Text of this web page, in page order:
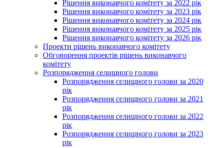
Рішення виконавчого комітету за 2022 рік
Рішення виконавчого комітету за 2023 рік
Рішення виконавчого комітету за 2024 рік
Рішення виконавчого комітету за 2025 рік
Рішення виконавчого комітету за 2026 рік
Проекти рішень виконавчого комітету
Обговорення проектів рішень виконавчого
комітету
Розпорядження селищного голови
Розпорядження селищного голови за 2020
рік
Розпорядження селищного голови за 2021
рік
Розпорядження селищного голови за 2022
рік
Розпорядження селищного голови за 2023
рік